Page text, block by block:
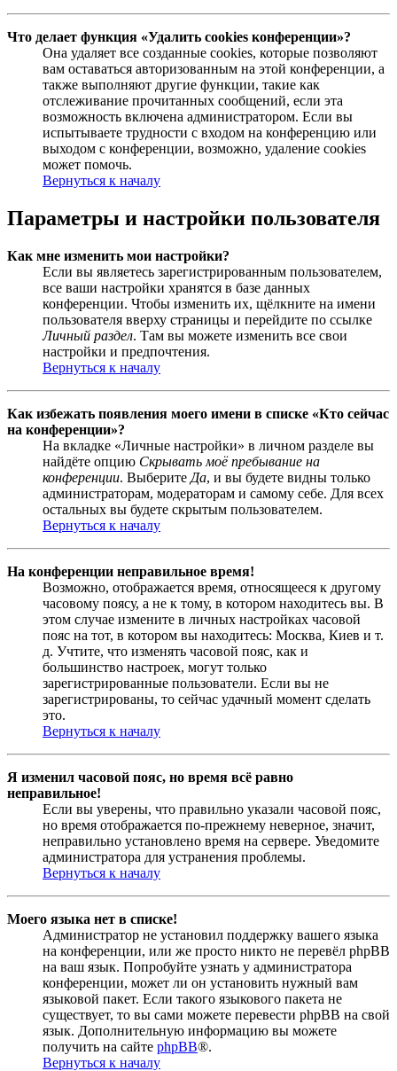
Что делает функция «Удалить cookies конференции»?
Она удаляет все созданные cookies, которые позволяют
вам оставаться авторизованным на этой конференции, а
также выполняют другие функции, такие как
отслеживание прочитанных сообщений, если эта
возможность включена администратором. Если вы
испытываете трудности с входом на конференцию или
выходом с конференции, возможно, удаление cookies
может помочь.
Вернуться к началу
Параметры и настройки пользователя
Как мне изменить мои настройки?
Если вы являетесь зарегистрированным пользователем,
все ваши настройки хранятся в базе данных
конференции. Чтобы изменить их, щёлкните на имени
пользователя вверху страницы и перейдите по ссылке
Личный раздел. Там вы можете изменить все свои
настройки и предпочтения.
Вернуться к началу
Как избежать появления моего имени в списке «Кто сейчас
на конференции»?
На вкладке «Личные настройки» в личном разделе вы
найдёте опцию Скрывать моё пребывание на
конференции. Выберите Да, и вы будете видны только
администраторам, модераторам и самому себе. Для всех
остальных вы будете скрытым пользователем.
Вернуться к началу
На конференции неправильное время!
Возможно, отображается время, относящееся к другому
часовому поясу, а не к тому, в котором находитесь вы. В
этом случае измените в личных настройках часовой
пояс на тот, в котором вы находитесь: Москва, Киев и т.
д. Учтите, что изменять часовой пояс, как и
большинство настроек, могут только
зарегистрированные пользователи. Если вы не
зарегистрированы, то сейчас удачный момент сделать
это.
Вернуться к началу
Я изменил часовой пояс, но время всё равно
неправильное!
Если вы уверены, что правильно указали часовой пояс,
но время отображается по-прежнему неверное, значит,
неправильно установлено время на сервере. Уведомите
администратора для устранения проблемы.
Вернуться к началу
Моего языка нет в списке!
Администратор не установил поддержку вашего языка
на конференции, или же просто никто не перевёл phpBB
на ваш язык. Попробуйте узнать у администратора
конференции, может ли он установить нужный вам
языковой пакет. Если такого языкового пакета не
существует, то вы сами можете перевести phpBB на свой
язык. Дополнительную информацию вы можете
получить на сайте phpBB®.
Вернуться к началу